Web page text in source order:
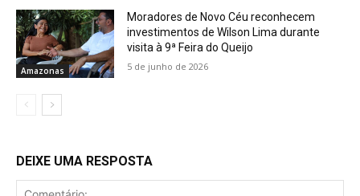
Amazonas
Moradores de Novo Céu reconhecem
investimentos de Wilson Lima durante
visita à 9ª Feira do Queijo
5 de junho de 2026
DEIXE UMA RESPOSTA